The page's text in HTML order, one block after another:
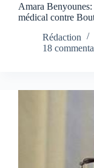
Amara
médical contre
Rédaction
18